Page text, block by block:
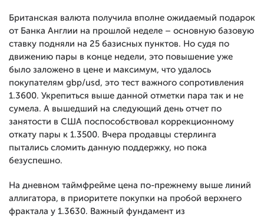
Британская валюта получила вполне ожидаемый подарок
от Банка Англии на прошлой неделе – основную базовую
ставку подняли на 25 базисных пунктов. Но судя по
движению пары в конце недели, это повышение уже
было заложено в цене и максимум, что удалось
покупателям gbp/usd, это тест важного сопротивления
1.3600. Укрепиться выше данной отметки пара так и не
сумела. А вышедший на следующий день отчет по
занятости в США поспособствовал коррекционному
откату пары к 1.3500. Вчера продавцы стерлинга
пытались сломить данную поддержку, но пока
безуспешно.
На дневном таймфрейме цена по-прежнему выше линий
аллигатора, в приоритете покупки на пробой верхнего
фрактала у 1.3630. Важный фундамент из